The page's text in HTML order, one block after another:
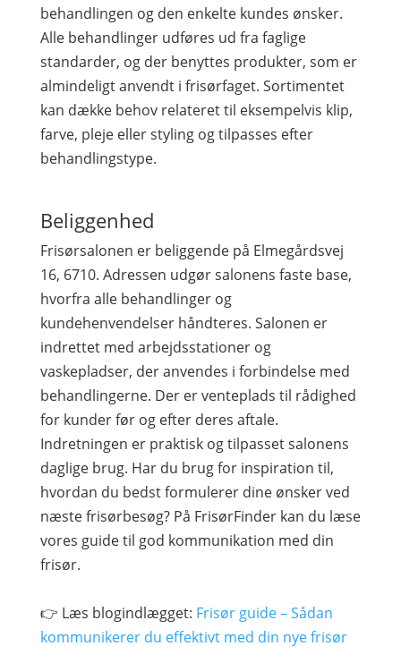
behandlingen og den enkelte kundes ønsker.
Alle behandlinger udføres ud fra faglige
standarder, og der benyttes produkter, som er
almindeligt anvendt i frisørfaget. Sortimentet
kan dække behov relateret til eksempelvis klip,
farve, pleje eller styling og tilpasses efter
behandlingstype.
Beliggenhed
Frisørsalonen er beliggende på Elmegårdsvej
16, 6710. Adressen udgør salonens faste base,
hvorfra alle behandlinger og
kundehenvendelser håndteres. Salonen er
indrettet med arbejdsstationer og
vaskepladser, der anvendes i forbindelse med
behandlingerne. Der er venteplads til rådighed
for kunder før og efter deres aftale.
Indretningen er praktisk og tilpasset salonens
daglige brug. Har du brug for inspiration til,
hvordan du bedst formulerer dine ønsker ved
næste frisørbesøg? På FrisørFinder kan du læse
vores guide til god kommunikation med din
frisør.
👉 Læs blogindlægget: Frisør guide – Sådan
kommunikerer du effektivt med din nye frisør